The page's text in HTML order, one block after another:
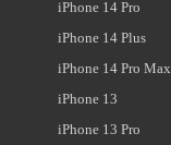
iPhone 14 Pro
iPhone 14 Plus
iPhone 14 Pro Max
iPhone 13
iPhone 13 Pro